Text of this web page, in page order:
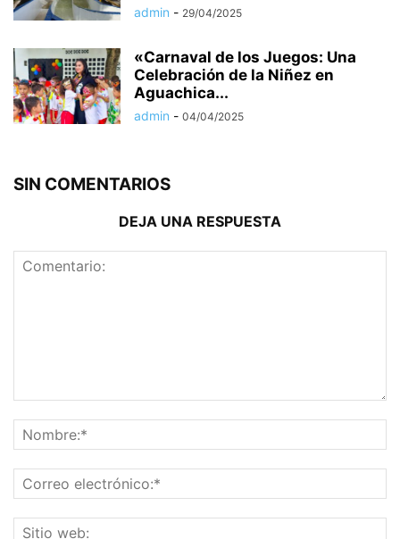
admin - 29/04/2025
«Carnaval de los Juegos: Una
Celebración de la Niñez en
Aguachica...
admin - 04/04/2025
SIN COMENTARIOS
DEJA UNA RESPUESTA